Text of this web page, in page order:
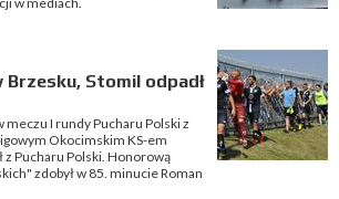
Stomil odpadł
meczu I rundy Pucharu Polski z
Okocimskim KS-em
z Pucharu Polski. Honorową
zdobył w 85. minucie Roman